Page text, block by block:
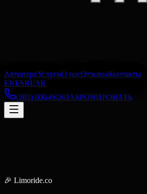
АвтопаркУслугиО насОтзывыКонтакты
ENESRUSR
(305) 606-0626ЗАБРОНИРОВАТЬ
🎉 Limoride.co